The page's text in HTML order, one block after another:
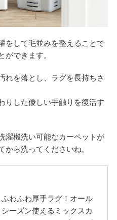
をして毛並みを整えることで
ができます。
れを落とし、ラグを長持ちさ
りした優しい手触りを復活す
濯機洗い可能なカーペットが
から洗ってくださいね。
ふわふわ厚手ラグ！オール
シーズン使えるミックスカ